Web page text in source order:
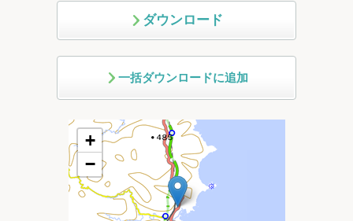
ダウンロード
一括ダウンロードに追加
+
−